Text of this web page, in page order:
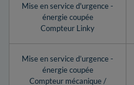
Mise en service d'urgence -
énergie coupée
Compteur Linky
Mise en service d’urgence -
énergie coupée
Compteur mécanique /